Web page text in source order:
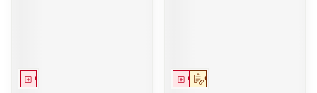
Geneesmiddel Op voorschrift
Geneesmiddel